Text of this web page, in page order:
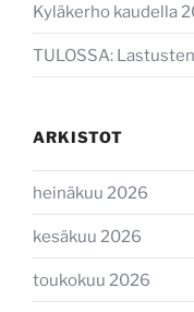
Kyläkerho kaudella
TULOSSA:
ARKISTOT
heinäkuu 2026
kesäkuu 2026
toukokuu 2026